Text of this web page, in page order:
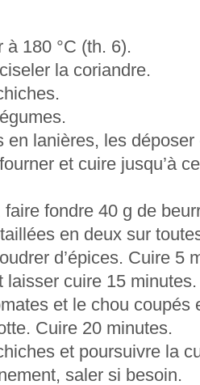
180 °C (th. 6).
la coriandre.
en lanières, les
et cuire jusqu’à
fondre 40 g de
en deux sur
d’épices. Cuire 5
laisser cuire 15
et le chou coupés
Cuire 20 minutes.
et poursuivre la
saler si besoin.